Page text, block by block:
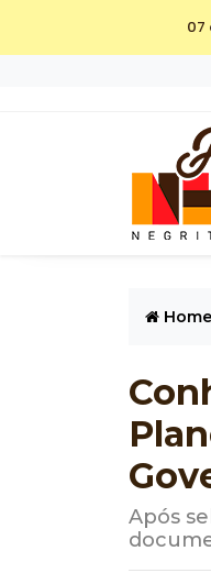
07
Home
Após